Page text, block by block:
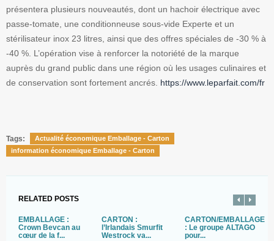
présentera plusieurs nouveautés, dont un hachoir électrique avec
passe-tomate, une conditionneuse sous-vide Experte et un
stérilisateur inox 23 litres, ainsi que des offres spéciales de -30 % à
-40 %. L’opération vise à renforcer la notoriété de la marque
auprès du grand public dans une région où les usages culinaires et
de conservation sont fortement ancrés. https://www.leparfait.com/fr
Tags:
Actualité économique Emballage - Carton
information économique Emballage - Carton
RELATED POSTS
EMBALLAGE :
Crown Bevcan au
cœur de la f...
CARTON :
l’Irlandais Smurfit
Westrock va...
CARTON/EMBALLAGE
: Le groupe ALTAGO
pour...